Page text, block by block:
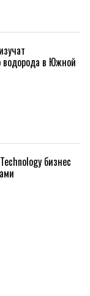
водорода в Южной
бизнес